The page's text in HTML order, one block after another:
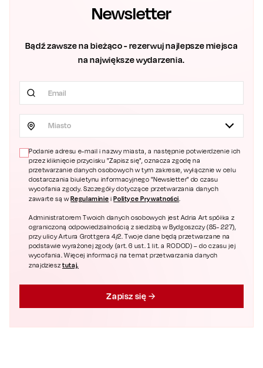
Newsletter
Bądź zawsze na bieżąco - rezerwuj najlepsze miejsca
na największe wydarzenia.
Miasto
Podanie adresu e-mail i nazwy miasta, a następnie potwierdzenie ich
przez kliknięcie przycisku "Zapisz się", oznacza zgodę na
przetwarzanie danych osobowych w tym zakresie, wyłącznie w celu
dostarczania biuletynu informacyjnego "Newsletter" do czasu
wycofania zgody. Szczegóły dotyczące przetwarzania danych
zawarte są wRegulaminie i Polityce Prywatności.
Administratorem Twoich danych osobowych jest Adria Art spółka z
ograniczoną odpowiedzialnością z siedzibą w Bydgoszczy (85- 227),
przy ulicy Artura Grottgera 4/2. Twoje dane będą przetwarzane na
podstawie wyrażonej zgody (art. 6 ust. 1 lit. a RODOD) – do czasu jej
wycofania. Więcej informacji na temat przetwarzania danych
znajdziesztutaj.
Zapisz się